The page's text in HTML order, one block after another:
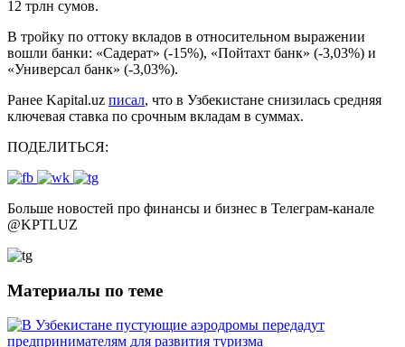
12 трлн сумов.
В тройку по оттоку вкладов в относительном выражении
вошли банки: «Садерат» (-15%), «Пойтахт банк» (-3,03%) и
«Универсал банк» (-3,03%).
Ранее Kapital.uz писал, что в Узбекистане снизилась средняя
ключевая ставка по срочным вкладам в суммах.
ПОДЕЛИТЬСЯ:
Больше новостей про финансы и бизнес в Телеграм-канале
@KPTLUZ
Материалы по теме